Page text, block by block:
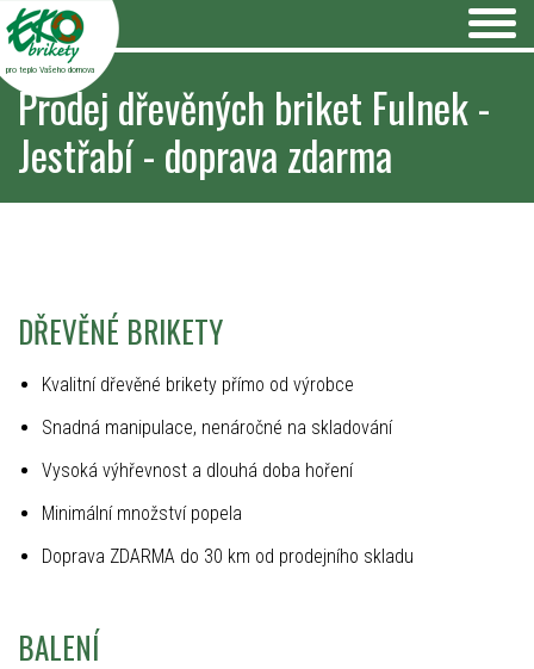
pro teplo Vašeho domova
Prodej dřevěných briket Fulnek -
Jestřabí - doprava zdarma
DŘEVĚNÉ BRIKETY
Kvalitní dřevěné brikety přímo od výrobce
Snadná manipulace, nenáročné na skladování
Vysoká výhřevnost a dlouhá doba hoření
Minimální množství popela
Doprava ZDARMA do 30 km od prodejního skladu
BALENÍ